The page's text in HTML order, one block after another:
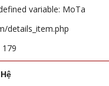
variable: MoTa
details_item.php